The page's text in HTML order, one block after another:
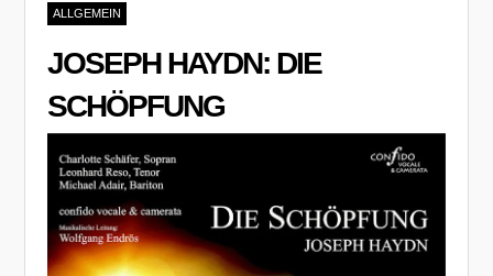
ALLGEMEIN
JOSEPH HAYDN: DIE
SCHÖPFUNG